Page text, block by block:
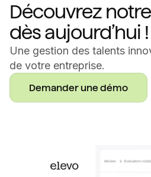
Découvrez
dès aujourd’hui !
Une gestion des talents
de votre entreprise.
Demander une démo